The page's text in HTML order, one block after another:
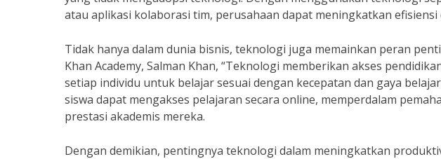
atau aplikasi kolaborasi tim, perusahaan dapat meningkatkan efisiensi
Tidak hanya dalam dunia bisnis, teknologi juga memainkan peran
Khan Academy, Salman Khan, “Teknologi memberikan akses
setiap individu untuk belajar sesuai dengan kecepatan dan gaya
siswa dapat mengakses pelajaran secara online, memperdalam
prestasi akademis mereka.
Dengan demikian, pentingnya teknologi dalam meningkatkan